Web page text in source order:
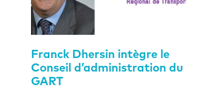
Franck Dhersin intègre le
Conseil d’administration du
GART